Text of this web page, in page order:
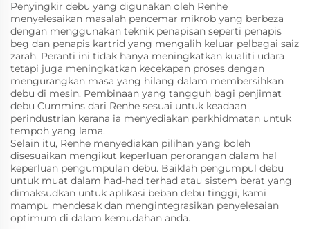
Penyingkir debu yang digunakan oleh Renhe
menyelesaikan masalah pencemar mikrob yang berbeza
dengan menggunakan teknik penapisan seperti penapis
beg dan penapis kartrid yang mengalih keluar pelbagai saiz
zarah. Peranti ini tidak hanya meningkatkan kualiti udara
tetapi juga meningkatkan kecekapan proses dengan
mengurangkan masa yang hilang dalam membersihkan
debu di mesin. Pembinaan yang tangguh bagi penjimat
debu Cummins dari Renhe sesuai untuk keadaan
perindustrian kerana ia menyediakan perkhidmatan untuk
tempoh yang lama.
Selain itu, Renhe menyediakan pilihan yang boleh
disesuaikan mengikut keperluan perorangan dalam hal
keperluan pengumpulan debu. Baiklah pengumpul debu
untuk muat dalam had-had terhad atau sistem berat yang
dimaksudkan untuk aplikasi beban debu tinggi, kami
mampu mendesak dan mengintegrasikan penyelesaian
optimum di dalam kemudahan anda.